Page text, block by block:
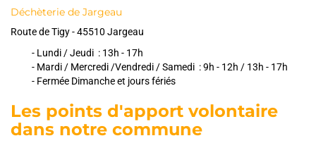
Déchèterie de Jargeau
Route de Tigy - 45510 Jargeau
- Lundi / Jeudi : 13h - 17h
- Mardi / Mercredi /Vendredi / Samedi : 9h - 12h / 13h - 17h
- Fermée Dimanche et jours fériés
Les points d'apport volontaire
dans notre commune